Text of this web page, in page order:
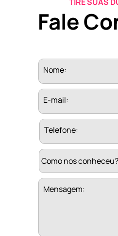
Fale
Nome:
E-mail:
Telefone:
Mensagem: